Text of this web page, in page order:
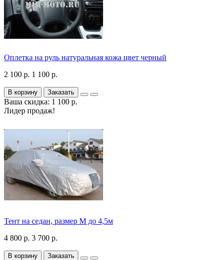
Оплетка на руль натуральная кожа цвет черный
2 100 р. 1 100 р.
В корзину Заказать
Ваша скидка: 1 100 р.
Лидер продаж!
Тент на седан, размер М до 4,5м
4 800 р. 3 700 р.
В корзину Заказать